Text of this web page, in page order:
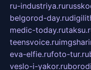
ru-industriya.ru
belgorod-day.ru
medic-today.ru
teensvoice.ru
eva-elfie.rufoto-tur.ru
veslo-i-yakor.ru